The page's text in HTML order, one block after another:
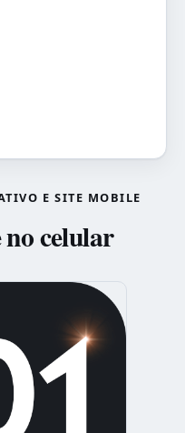
E SITE MOBILE
celular